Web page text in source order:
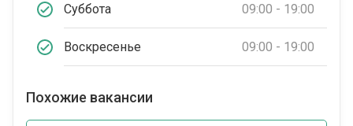
Суббота 09:00 - 19:00
Воскресенье 09:00 - 19:00
Похожие вакансии